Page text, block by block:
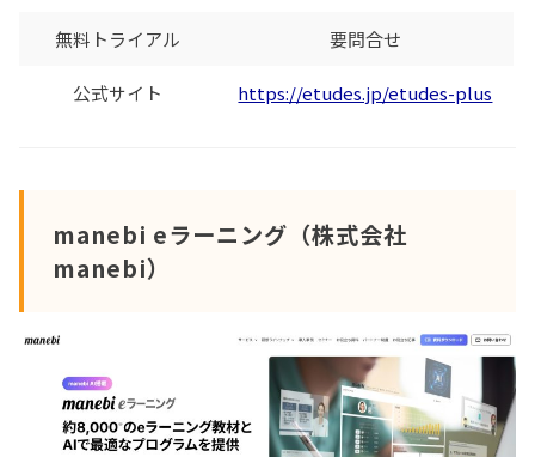
無料トライアル 要問合せ
公式サイト https://etudes.jp/etudes-plus
manebi eラーニング（株式会社
manebi）